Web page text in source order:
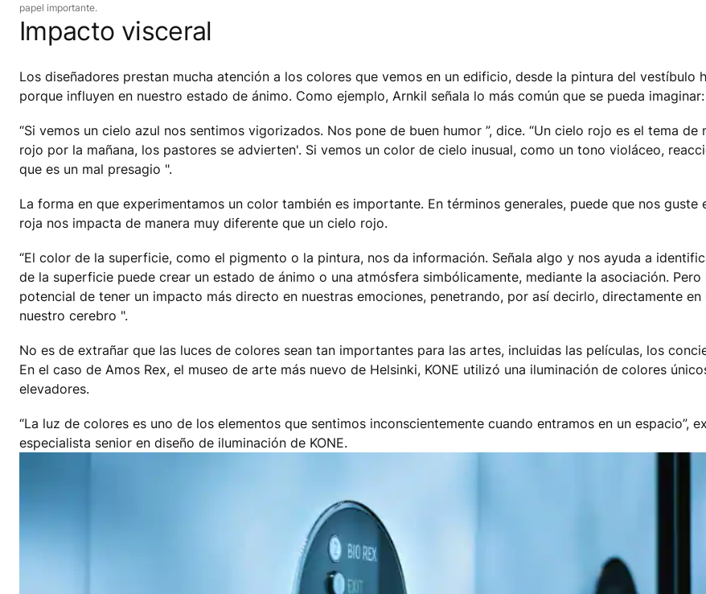
papel importante.
Impacto visceral
Los diseñadores prestan mucha atención a los colores que vemos en un edificio, desde la pintura del vestíbulo
porque influyen en nuestro estado de ánimo. Como ejemplo, Arnkil señala lo más común que se pueda
“Si vemos un cielo azul nos sentimos vigorizados. Nos pone de buen humor ”, dice. “Un cielo rojo es el tema
rojo por la mañana, los pastores se advierten'. Si vemos un color de cielo inusual, como un tono violáceo,
que es un mal presagio ".
La forma en que experimentamos un color también es importante. En términos generales, puede que nos guste
roja nos impacta de manera muy diferente que un cielo rojo.
“El color de la superficie, como el pigmento o la pintura, nos da información. Señala algo y nos ayuda a
de la superficie puede crear un estado de ánimo o una atmósfera simbólicamente, mediante la asociación.
potencial de tener un impacto más directo en nuestras emociones, penetrando, por así decirlo, directamente
nuestro cerebro ".
No es de extrañar que las luces de colores sean tan importantes para las artes, incluidas las películas, los
En el caso de Amos Rex, el museo de arte más nuevo de Helsinki, KONE utilizó una iluminación de colores
elevadores.
“La luz de colores es uno de los elementos que sentimos inconscientemente cuando entramos en un espacio”,
especialista senior en diseño de iluminación de KONE.